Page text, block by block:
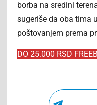
borba na sredini
sugeriše da oba tima
poštovanjem prema
DO 25.000 RSD